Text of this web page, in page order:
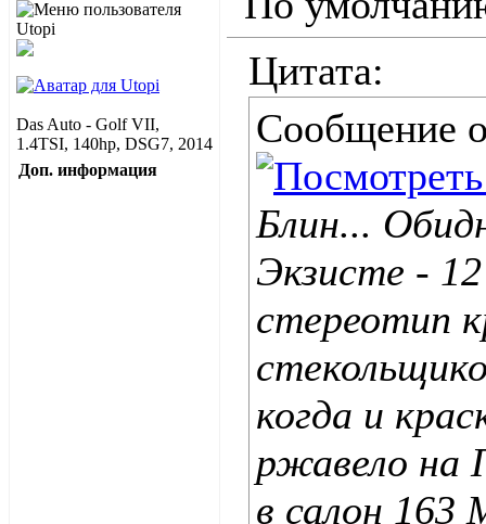
Das Auto - Golf VII,
1.4TSI, 140hp, DSG7, 2014
Доп. информация
Цитата:
Сообщение
Блин...
Экзисте -
стереотип
когда и
ржавело на
в салон 163